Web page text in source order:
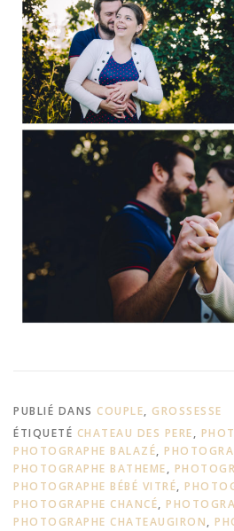
PUBLIÉ DANS COUPLE, GROSSESSE
ÉTIQUETÉ CHATEAU DES PERE,
PHOTOGRAPHE BALAZÉ,
PHOTOGRAPHE BATHEME,
PHOTOGRAPHE BÉBÉ VITRÉ,
PHOTOGRAPHE CHANCÉ,
PHOTOGRAPHE CHATEAUGIRON,